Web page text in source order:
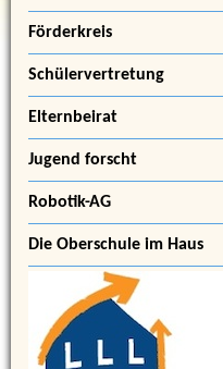
Förderkreis
Schülervertretung
Elternbeirat
Jugend forscht
Robotik-AG
Die Oberschule im Haus